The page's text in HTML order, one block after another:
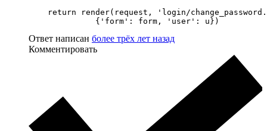
return render(request, 'login/
              {'form': form, 'user': u})
Ответ написан более трёх лет назад
Комментировать